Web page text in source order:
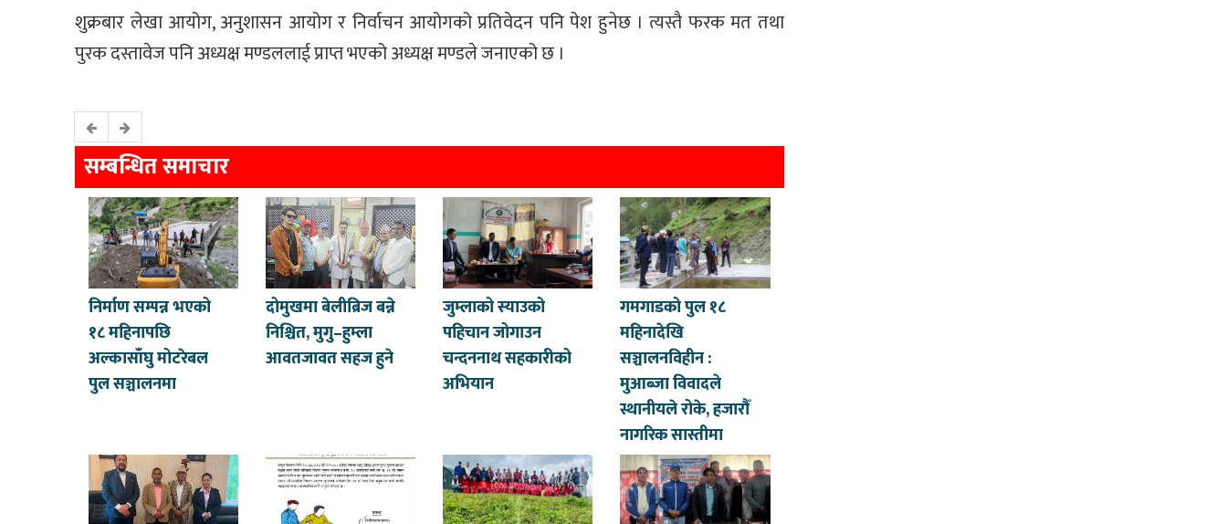
शुक्रबार लेखा आयोग, अनुशासन आयोग र निर्वाचन आयोगको प्रतिवेदन पनि पेश हुनेछ । त्यस्तै फरक मत तथा
पुरक दस्तावेज पनि अध्यक्ष मण्डललाई प्राप्त भएको अध्यक्ष मण्डले जनाएको छ ।
सम्बन्धित समाचार
निर्माण सम्पन्न भएको
१८ महिनापछि
अल्कासाँघु मोटरेबल
पुल सञ्चालनमा
दोमुखमा बेलीब्रिज बन्ने
निश्चित, मुगु–हुम्ला
आवतजावत सहज हुने
जुम्लाको स्याउको
पहिचान जोगाउन
चन्दननाथ सहकारीको
अभियान
गमगाडको पुल १८
महिनादेखि
सञ्चालनविहीन :
मुआब्जा विवादले
स्थानीयले रोके, हजारौँ
नागरिक सास्तीमा